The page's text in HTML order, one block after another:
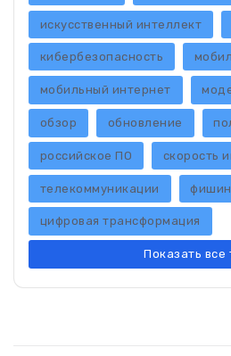
искусственный интеллект
кибербезопасность
мобильный интернет
обзор обновление
российское ПО скорость
телекоммуникации
цифровая трансформация
Показать все